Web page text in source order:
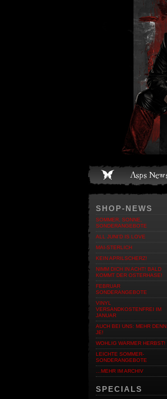
Live und Termine
SHOP-NEWS
SOMMER, SONNE,
SONDERANGEBOTE
ALL JUNI'D IS LOVE
MAI-STERLICH
KEIN APRILSCHERZ!
NIMM DICH IN ACHT! BALD
KOMMT DER OSTERHASE!
FEBRUAR
SONDERANGEBOTE
VINYL
VERSANDKOSTENFREI IM
JANUAR
AUCH BEI UNS: MEHR DENN
JE!
WOHLIG WARMER HERBST!
LEICHTE SOMMER-
SONDERANGEBOTE
…MEHR IM ARCHIV
SPECIALS